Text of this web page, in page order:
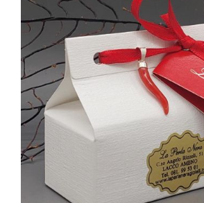
PRODOTTI
BLOG
CONTATTI
Disponibile